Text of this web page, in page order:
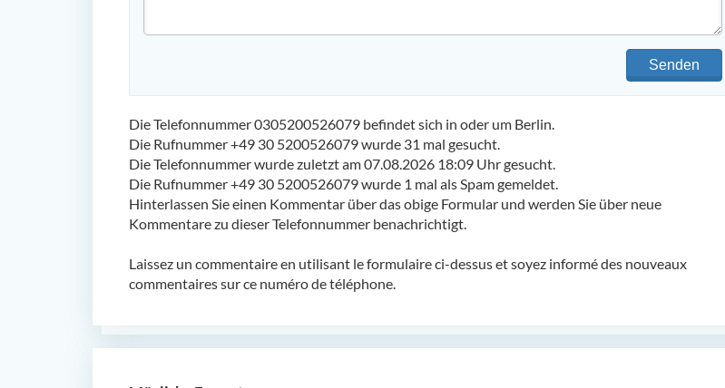
Senden
Die Telefonnummer 0305200526079 befindet sich in oder um Berlin.
Die Rufnummer +49 30 5200526079 wurde 31 mal gesucht.
Die Telefonnummer wurde zuletzt am 07.08.2026 18:09 Uhr gesucht.
Die Rufnummer +49 30 5200526079 wurde 1 mal als Spam gemeldet.
Hinterlassen Sie einen Kommentar über das obige Formular und werden Sie über neue
Kommentare zu dieser Telefonnummer benachrichtigt.
Laissez un commentaire en utilisant le formulaire ci-dessus et soyez informé des nouveaux
commentaires sur ce numéro de téléphone.